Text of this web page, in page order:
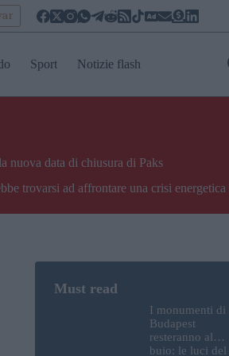
Sport Notizie flash
nuova data di chiusura di Paks
trovarsi ad affrontare una crisi energetica
I monumenti di
Budapest
resteranno al
buio: le luci del